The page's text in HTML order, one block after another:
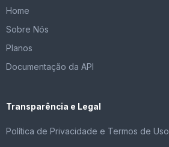
Home
Sobre Nós
Planos
Documentação da API
Transparência e Legal
Política de Privacidade e Termos de Uso